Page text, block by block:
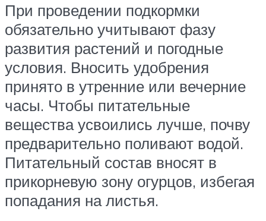
При проведении подкормки
обязательно учитывают фазу
развития растений и погодные
условия. Вносить удобрения
принято в утренние или вечерние
часы. Чтобы питательные
вещества усвоились лучше, почву
предварительно поливают водой.
Питательный состав вносят в
прикорневую зону огурцов, избегая
попадания на листья.